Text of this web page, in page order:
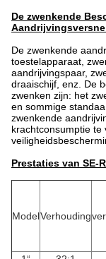
De zwenkende
De zwenkende
toestelapparaat,
aandrijvingspaar,
draaischijf, enz. De
zwenken zijn: het
en sommige
zwenkende
krachtconsumptie te
Prestaties van SE-
ModelVerhouding